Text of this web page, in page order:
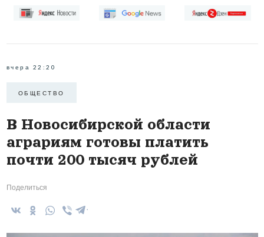
вчера 22:20
ОБЩЕСТВО
В Новосибирской области
аграриям готовы платить
почти 200 тысяч рублей
Поделиться